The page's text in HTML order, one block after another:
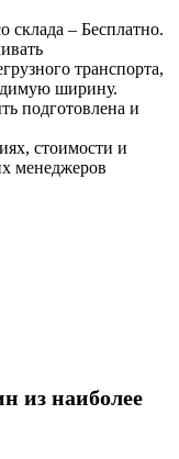
склада – Бесплатно.
транспорта,
ширину.
подготовлена и
стоимости и
менеджеров
из наиболее